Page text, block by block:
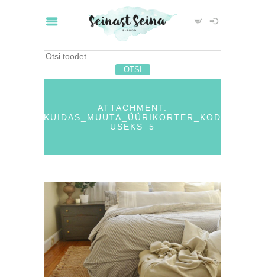
ATTACHMENT:
KUIDAS_MUUTA_ÜÜRIKORTER_KOD
USEKS_5